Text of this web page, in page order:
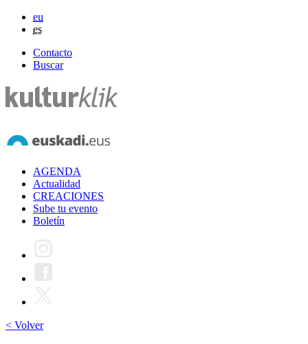
eu
es
Contacto
Buscar
AGENDA
Actualidad
CREACIONES
Sube tu evento
Boletín
< Volver